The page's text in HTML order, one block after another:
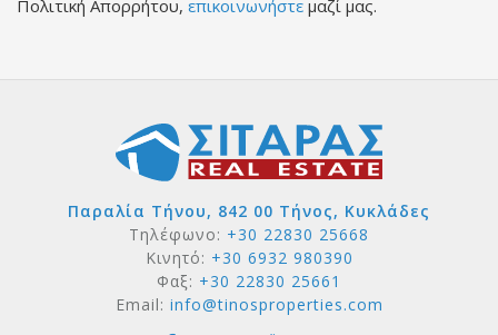
Πολιτική Απορρήτου, επικοινωνήστε μαζί μας.
Παραλία Τήνου, 842 00 Τήνος, Κυκλάδες
Τηλέφωνο: +30 22830 25668
Κινητό: +30 6932 980390
Φαξ: +30 22830 25661
Email: info@tinosproperties.com